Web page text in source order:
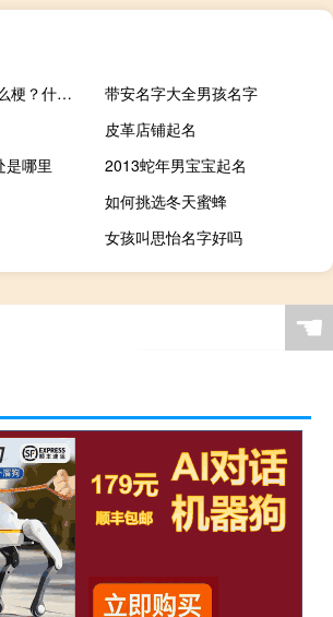
工作996生病icu什么梗？什么梗
带安名字大全男孩名字
皮革店铺起名
是哪里
2013蛇年男宝宝起名
如何挑选冬天蜜蜂
女孩叫思怡名字好吗
☚